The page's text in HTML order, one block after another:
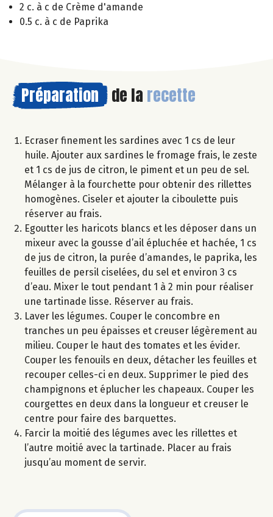
2 c. à c de Crème d'amande
0.5 c. à c de Paprika
Préparation de la recette
Ecraser finement les sardines avec 1 cs de leur
huile. Ajouter aux sardines le fromage frais, le zeste
et 1 cs de jus de citron, le piment et un peu de sel.
Mélanger à la fourchette pour obtenir des rillettes
homogènes. Ciseler et ajouter la ciboulette puis
réserver au frais.
Egoutter les haricots blancs et les déposer dans un
mixeur avec la gousse d’ail épluchée et hachée, 1 cs
de jus de citron, la purée d’amandes, le paprika, les
feuilles de persil ciselées, du sel et environ 3 cs
d’eau. Mixer le tout pendant 1 à 2 min pour réaliser
une tartinade lisse. Réserver au frais.
Laver les légumes. Couper le concombre en
tranches un peu épaisses et creuser légèrement au
milieu. Couper le haut des tomates et les évider.
Couper les fenouils en deux, détacher les feuilles et
recouper celles-ci en deux. Supprimer le pied des
champignons et éplucher les chapeaux. Couper les
courgettes en deux dans la longueur et creuser le
centre pour faire des barquettes.
Farcir la moitié des légumes avec les rillettes et
l’autre moitié avec la tartinade. Placer au frais
jusqu’au moment de servir.